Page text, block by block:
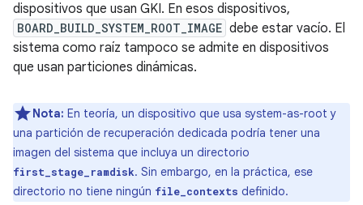
dispositivos que usan GKI. En esos dispositivos,
BOARD_BUILD_SYSTEM_ROOT_IMAGE debe estar vacío. El
sistema como raíz tampoco se admite en dispositivos
que usan particiones dinámicas.
Nota: En teoría, un dispositivo que usa system-as-root y
una partición de recuperación dedicada podría tener una
imagen del sistema que incluya un directorio
first_stage_ramdisk. Sin embargo, en la práctica, ese
directorio no tiene ningún file_contexts definido.